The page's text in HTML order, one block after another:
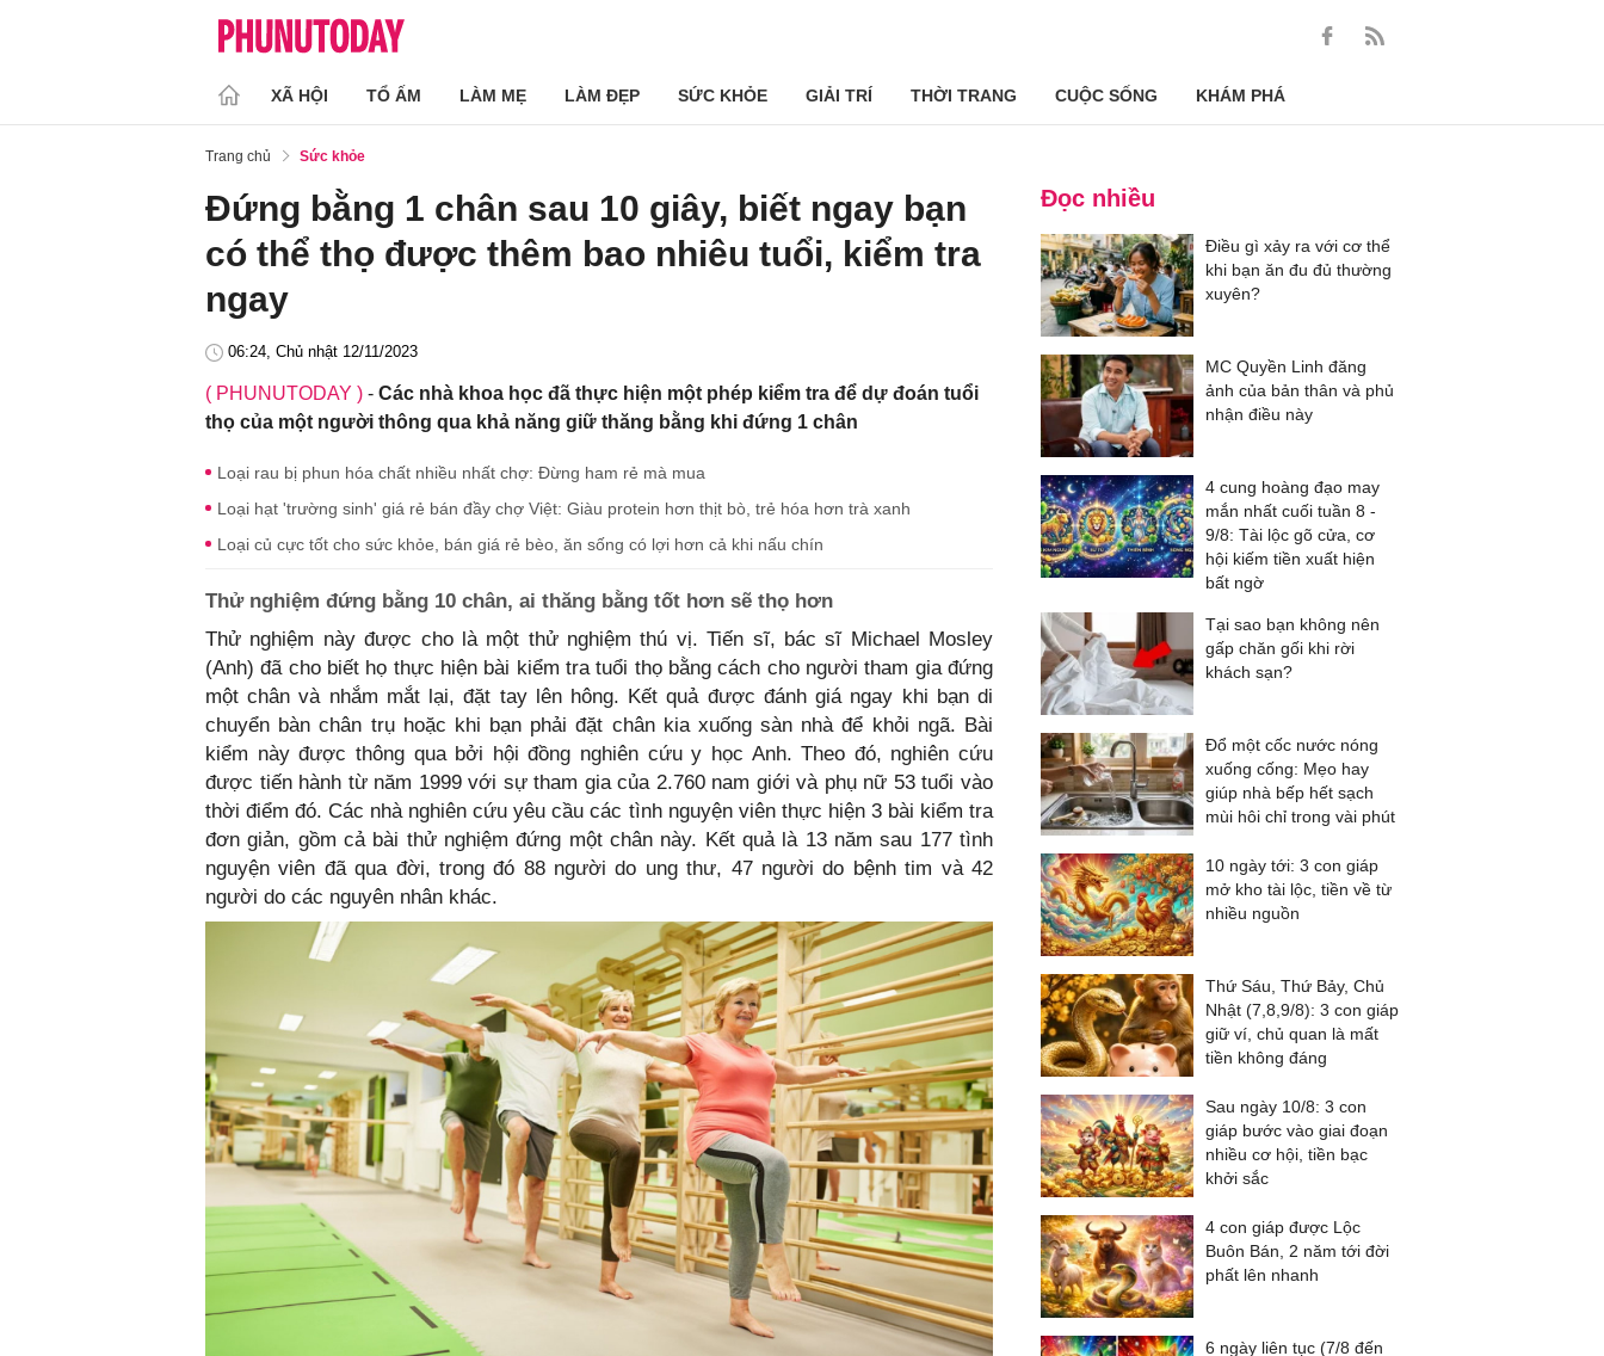
XÃ HỘI TỔ ẤM LÀM MẸ LÀM ĐẸP SỨC KHỎE GIẢI TRÍ THỜI TRANG CUỘC SỐNG KHÁM PHÁ
Trang chủ Sức khỏe
Đứng bằng 1 chân sau 10 giây, biết ngay bạn
có thể thọ được thêm bao nhiêu tuổi, kiểm tra
ngay
06:24, Chủ nhật 12/11/2023
( PHUNUTODAY ) - Các nhà khoa học đã thực hiện một phép kiểm tra để dự đoán tuổi
thọ của một người thông qua khả năng giữ thăng bằng khi đứng 1 chân
Loại rau bị phun hóa chất nhiều nhất chợ: Đừng ham rẻ mà mua
Loại hạt 'trường sinh' giá rẻ bán đầy chợ Việt: Giàu protein hơn thịt bò, trẻ hóa hơn trà xanh
Loại củ cực tốt cho sức khỏe, bán giá rẻ bèo, ăn sống có lợi hơn cả khi nấu chín
Thử nghiệm đứng bằng 10 chân, ai thăng bằng tốt hơn sẽ thọ hơn
Thử nghiệm này được cho là một thử nghiệm thú vị. Tiến sĩ, bác sĩ Michael Mosley
(Anh) đã cho biết họ thực hiện bài kiểm tra tuổi thọ bằng cách cho người tham gia đứng
một chân và nhắm mắt lại, đặt tay lên hông. Kết quả được đánh giá ngay khi bạn di
chuyển bàn chân trụ hoặc khi bạn phải đặt chân kia xuống sàn nhà để khỏi ngã. Bài
kiểm này được thông qua bởi hội đồng nghiên cứu y học Anh. Theo đó, nghiên cứu
được tiến hành từ năm 1999 với sự tham gia của 2.760 nam giới và phụ nữ 53 tuổi vào
thời điểm đó. Các nhà nghiên cứu yêu cầu các tình nguyện viên thực hiện 3 bài kiểm tra
đơn giản, gồm cả bài thử nghiệm đứng một chân này. Kết quả là 13 năm sau 177 tình
nguyện viên đã qua đời, trong đó 88 người do ung thư, 47 người do bệnh tim và 42
người do các nguyên nhân khác.
Đọc nhiều
Điều gì xảy ra với cơ thể
khi bạn ăn đu đủ thường
xuyên?
MC Quyền Linh đăng
ảnh của bản thân và phủ
nhận điều này
4 cung hoàng đạo may
mắn nhất cuối tuần 8 -
9/8: Tài lộc gõ cửa, cơ
hội kiếm tiền xuất hiện
bất ngờ
Tại sao bạn không nên
gấp chăn gối khi rời
khách sạn?
Đổ một cốc nước nóng
xuống cống: Mẹo hay
giúp nhà bếp hết sạch
mùi hôi chỉ trong vài phút
10 ngày tới: 3 con giáp
mở kho tài lộc, tiền về từ
nhiều nguồn
Thứ Sáu, Thứ Bảy, Chủ
Nhật (7,8,9/8): 3 con giáp
giữ ví, chủ quan là mất
tiền không đáng
Sau ngày 10/8: 3 con
giáp bước vào giai đoạn
nhiều cơ hội, tiền bạc
khởi sắc
4 con giáp được Lộc
Buôn Bán, 2 năm tới đời
phất lên nhanh
6 ngày liên tục (7/8 đến